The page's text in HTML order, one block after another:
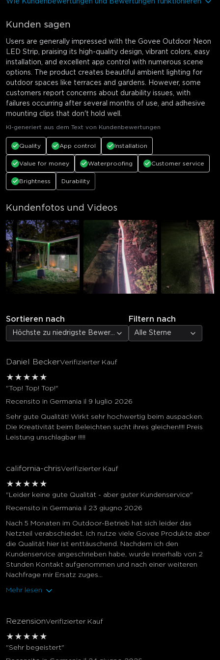
Wie Kundenbewertungen und Bewertungen funktionieren
Kunden sagen
Users are generally impressed with the Govee Outdoor Neon
LED Strip, praising its high-quality design, vibrant colors, easy
installation, and excellent app control with numerous scene
options. The product creates beautiful ambient lighting for
outdoor spaces like terraces and gardens. However, some
customers report concerns about durability issues, with
failures occurring after several months of use, and adhesive
mounting clips that don't hold well.
KI-generiert aus dem Text von Kundenbewertungen
Quality App control Installation
Value for money Waterproofing Customer service
Brightness Durability
Kundenfotos und Videos
Sortieren nach
Höchste zu niedrigste Bewertung
Filtern nach
Alle Sterne
Daniel BeckerVerifizierter Kauf
★ ★ ★ ★ ★
"Top! Top! Top!"
Recensito in Germania il 9 luglio 2026
Sehr gute Qualität! Wirkt sehr hochwertig beim auspacken.
Die Kreativität beim Beleichten sucht ihres gleichen!!!! Preis
Leistung unschlagbar !!!!!
california-chrisVerifizierter Kauf
★ ★ ★ ★ ★
"Leider keine gute Qualität - aber guter Kundenservice"
Recensito in Germania il 23 giugno 2026
Nach 5 Monaten im Outdoor-Betrieb hat sich leider das
Netzteil verabschiedet. Ich nutze viele Govee Produkte aber
die Qualität hier ist enttäuschend. Nachdem ich den
Kundenservice angeschrieben habe, wurde innerhalb von 2
Stunden Kontakt aufgenommen und nach einer weiteren
Nachfrage mir Ersatz zuges...
Mehr lesen
RezensionVerifizierter Kauf
★ ★ ★ ★ ★
"Sehr begeistert"